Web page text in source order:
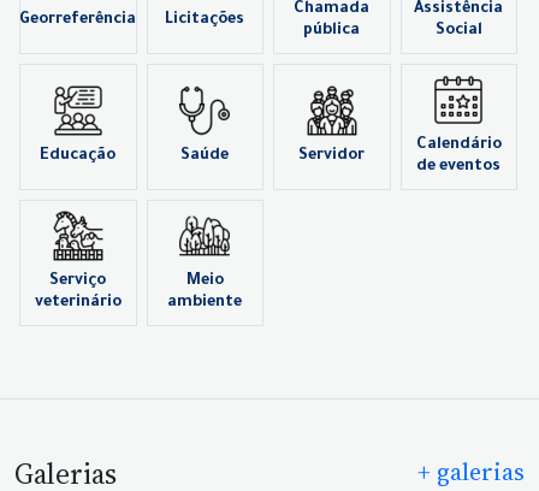
Georreferência Licitações
Chamada
pública
Assistência
Social
Educação Saúde Servidor
Calendário
de eventos
Serviço
veterinário
Meio
ambiente
Galerias + galerias